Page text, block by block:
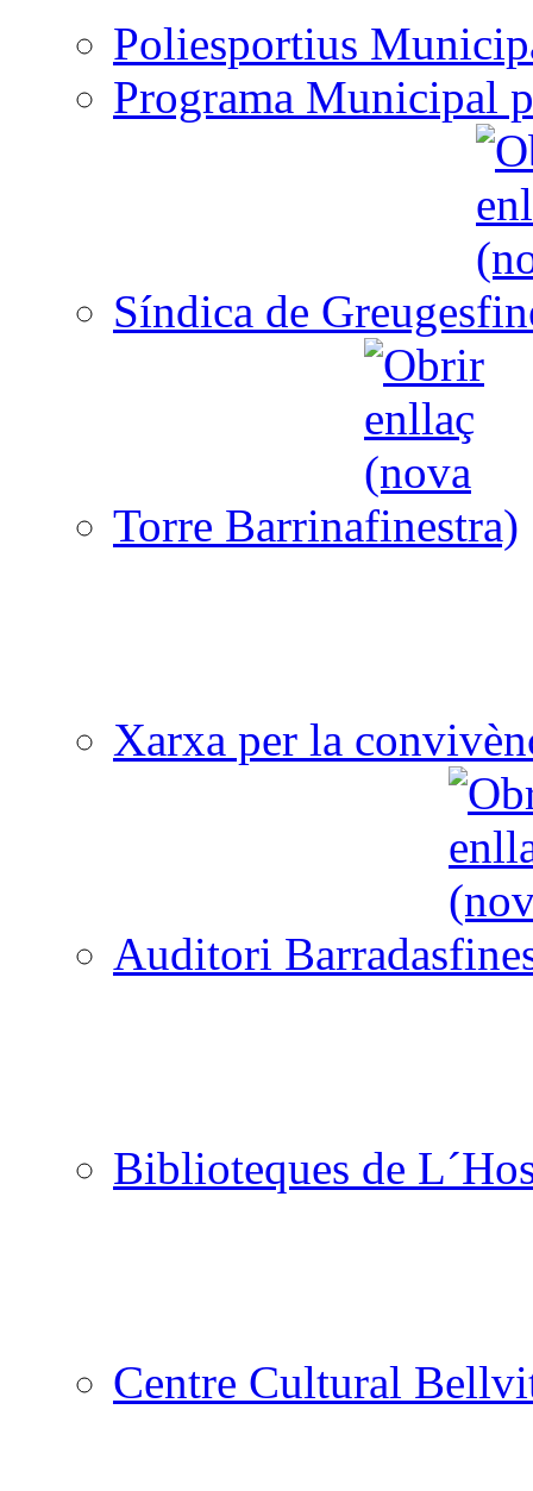
Poliesportius
Programa Municipal
Síndica de Greuges
Torre Barrina
Xarxa per la
Auditori Barradas
Biblioteques de
Centre Cultural